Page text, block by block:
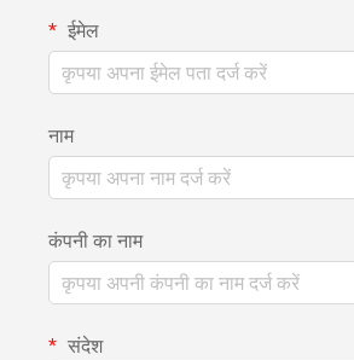
ईमेल
नाम
कंपनी का नाम
संदेश